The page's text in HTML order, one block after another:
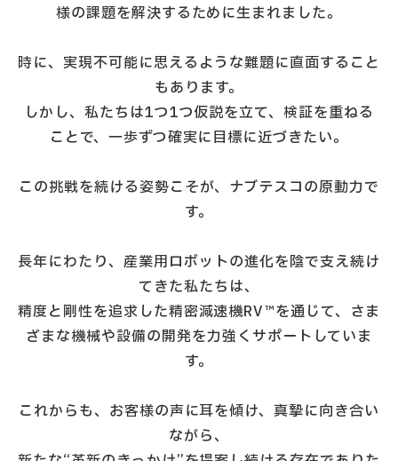
様の課題を解決するために生まれました。
時に、実現不可能に思えるような難題に直面すること
もあります。
しかし、私たちは1つ1つ仮説を立て、検証を重ねる
ことで、一歩ずつ確実に目標に近づきたい。
この挑戦を続ける姿勢こそが、ナブテスコの原動力で
す。
長年にわたり、産業用ロボットの進化を陰で支え続け
てきた私たちは、
精度と剛性を追求した精密減速機RV™を通じて、さま
ざまな機械や設備の開発を力強くサポートしていま
す。
これからも、お客様の声に耳を傾け、真摯に向き合い
ながら、